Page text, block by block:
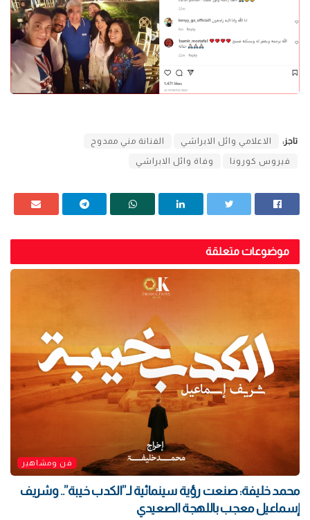
تاجز: الاعلامي وائل الابراشي الفنانة مني ممدوح
فيروس كورونا وفاة وائل الابراشي
موضوعات متعلقة
فن ومشاهير
محمد خليفة: صنعت رؤية سينمائية لـ”الكدب خيبة”.. وشريف
إسماعيل معجب باللهجة الصعيدي